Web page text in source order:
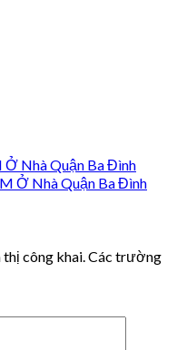
Nhà Quận Ba Đình
Ở Nhà Quận Ba Đình
công khai. Các trường